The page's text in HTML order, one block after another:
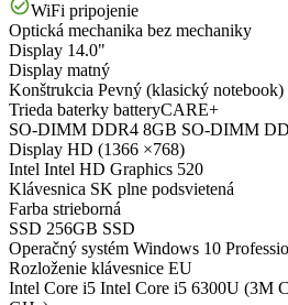
WiFi pripojenie
Optická mechanika bez mechaniky
Display 14.0"
Display matný
Konštrukcia Pevný (klasický notebook)
Trieda baterky batteryCARE+
SO-DIMM DDR4 8GB SO-DIMM
Display HD (1366 ×768)
Intel Intel HD Graphics 520
Klávesnica SK plne podsvietená
Farba strieborná
SSD 256GB SSD
Operačný systém Windows 10
Rozloženie klávesnice EU
Intel Core i5 Intel Core i5 6300U (3M